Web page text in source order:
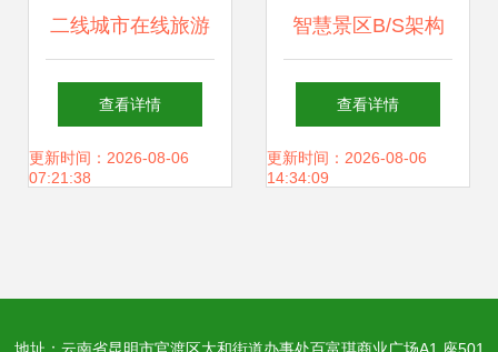
二线城市在线旅游
潜力待挖掘，携程
一站式服务引领新
查看详情
更新时间：2026-08-06
07:21:38
智慧景区B/S架构
设计 实名制、分时
预约与线上线下融
查看详情
更新时间：2026-08-06
14:34:09